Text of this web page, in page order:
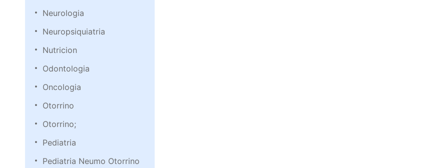
Neurologia
Neuropsiquiatria
Nutricion
Odontologia
Oncologia
Otorrino
Otorrino;
Pediatria
Pediatria Neumo Otorrino